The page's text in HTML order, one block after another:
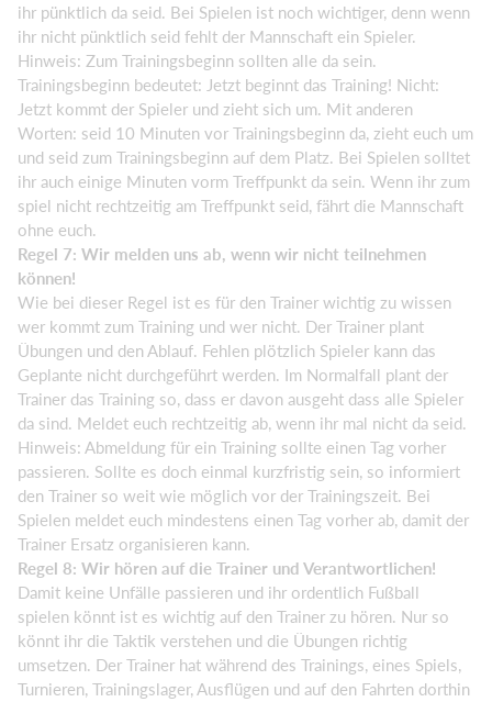
ihr pünktlich da seid. Bei Spielen ist noch wichtiger, denn wenn
ihr nicht pünktlich seid fehlt der Mannschaft ein Spieler.
Hinweis: Zum Trainingsbeginn sollten alle da sein.
Trainingsbeginn bedeutet: Jetzt beginnt das Training! Nicht:
Jetzt kommt der Spieler und zieht sich um. Mit anderen
Worten: seid 10 Minuten vor Trainingsbeginn da, zieht euch um
und seid zum Trainingsbeginn auf dem Platz. Bei Spielen solltet
ihr auch einige Minuten vorm Treffpunkt da sein. Wenn ihr zum
spiel nicht rechtzeitig am Treffpunkt seid, fährt die Mannschaft
ohne euch.
Regel 7: Wir melden uns ab, wenn wir nicht teilnehmen
können!
Wie bei dieser Regel ist es für den Trainer wichtig zu wissen
wer kommt zum Training und wer nicht. Der Trainer plant
Übungen und den Ablauf. Fehlen plötzlich Spieler kann das
Geplante nicht durchgeführt werden. Im Normalfall plant der
Trainer das Training so, dass er davon ausgeht dass alle Spieler
da sind. Meldet euch rechtzeitig ab, wenn ihr mal nicht da seid.
Hinweis: Abmeldung für ein Training sollte einen Tag vorher
passieren. Sollte es doch einmal kurzfristig sein, so informiert
den Trainer so weit wie möglich vor der Trainingszeit. Bei
Spielen meldet euch mindestens einen Tag vorher ab, damit der
Trainer Ersatz organisieren kann.
Regel 8: Wir hören auf die Trainer und Verantwortlichen!
Damit keine Unfälle passieren und ihr ordentlich Fußball
spielen könnt ist es wichtig auf den Trainer zu hören. Nur so
könnt ihr die Taktik verstehen und die Übungen richtig
umsetzen. Der Trainer hat während des Trainings, eines Spiels,
Turnieren, Trainingslager, Ausflügen und auf den Fahrten dorthin